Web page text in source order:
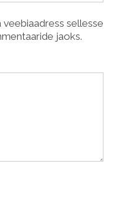
sellesse
jaoks.